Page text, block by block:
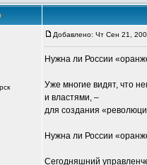
Добавлено: Чт Сен 21,
Нужна ли России
Уже многие видят, что
и властями, –
для создания
Нужна ли России
Сегодняшний